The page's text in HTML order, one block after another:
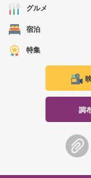
グルメ
宿泊
特集
調